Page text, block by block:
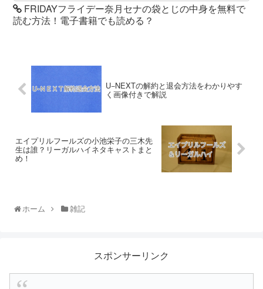
FRIDAYフライデー奈月セナの袋とじの中身を無料で
読む方法！電子書籍でも読める？
U−NEXTの解約と退会方法をわかりやす
く画像付きで解説
エイプリルフールズの小池栄子の三木先
生は誰？リーガルハイネタキャストまと
め！
ホーム 雑記
スポンサーリンク